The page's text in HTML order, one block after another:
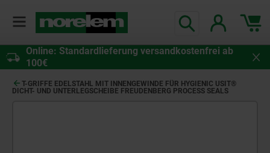
Online: Standardlieferung versandkostenfrei ab
100€
T-GRIFFE EDELSTAHL MIT INNENGEWINDE FÜR HYGIENIC USIT®
DICHT- UND UNTERLEGSCHEIBE FREUDENBERG PROCESS SEALS